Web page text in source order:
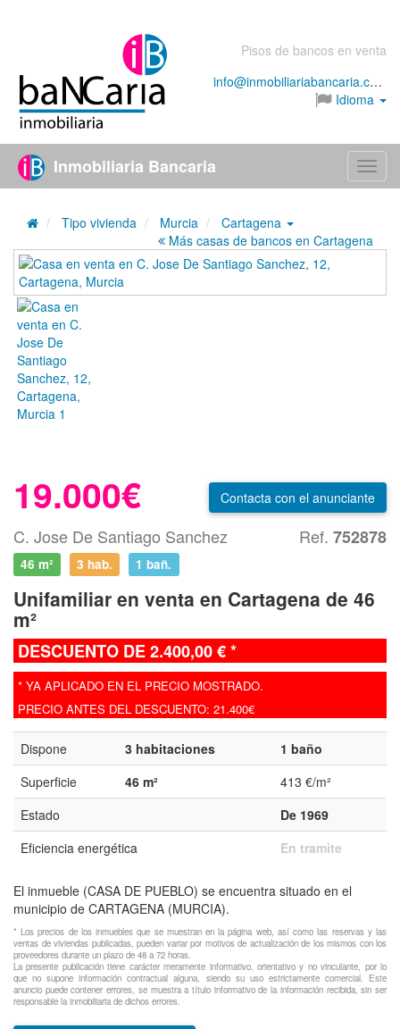
Pisos de bancos en venta
info@inmobiliariabancaria.com
Idioma
Menú
Inmobiliaria Bancaria
Tipo vivienda Murcia
Cartagena
Más casas de bancos en Cartagena
Contacta con el anunciante
19.000€
C. Jose De Santiago Sanchez Ref. 752878
46 m² 3 hab. 1 bañ.
Unifamiliar en venta en Cartagena de 46
m²
DESCUENTO DE 2.400,00 € *
* YA APLICADO EN EL PRECIO MOSTRADO.
PRECIO ANTES DEL DESCUENTO: 21.400€
Dispone 3 habitaciones
1 baño
Superficie
46 m²
413 €/m²
Estado
De 1969
Eficiencia energética
En tramite
El inmueble (CASA DE PUEBLO) se encuentra situado en el
municipio de CARTAGENA (MURCIA).
* Los precios de los inmuebles que se muestran en la página web, así como las reservas y las
ventas de viviendas publicadas, pueden variar por motivos de actualización de los mismos con los
proveedores durante un plazo de 48 a 72 horas.
La presente publicación tiene carácter meramente informativo, orientativo y no vinculante, por lo
que no supone información contractual alguna, siendo su uso estrictamente comercial. Este
anuncio puede contener errores, se muestra a título informativo de la información recibida, sin ser
responsable la inmobiliaria de dichos errores.